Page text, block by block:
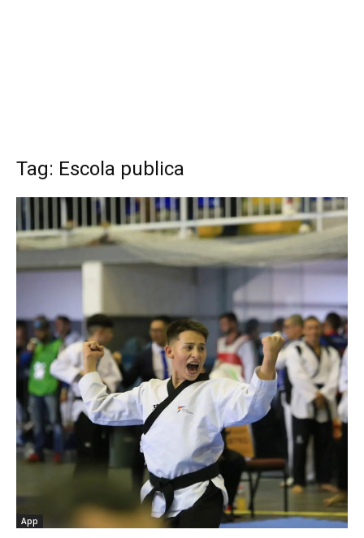
Tag: Escola publica
App